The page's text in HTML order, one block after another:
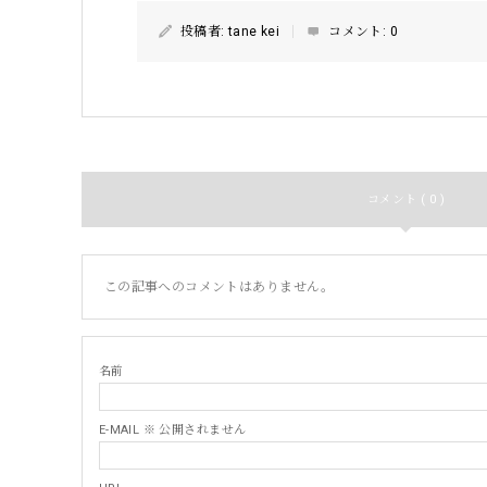
投稿者:tane kei コメント: 0
コメント ( 0 )
この記事へのコメントはありません。
名前
E-MAIL ※ 公開されません